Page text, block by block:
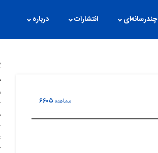
چندرسانه‌ای انتشارات درباره
مشاهده ۶۶۰۵